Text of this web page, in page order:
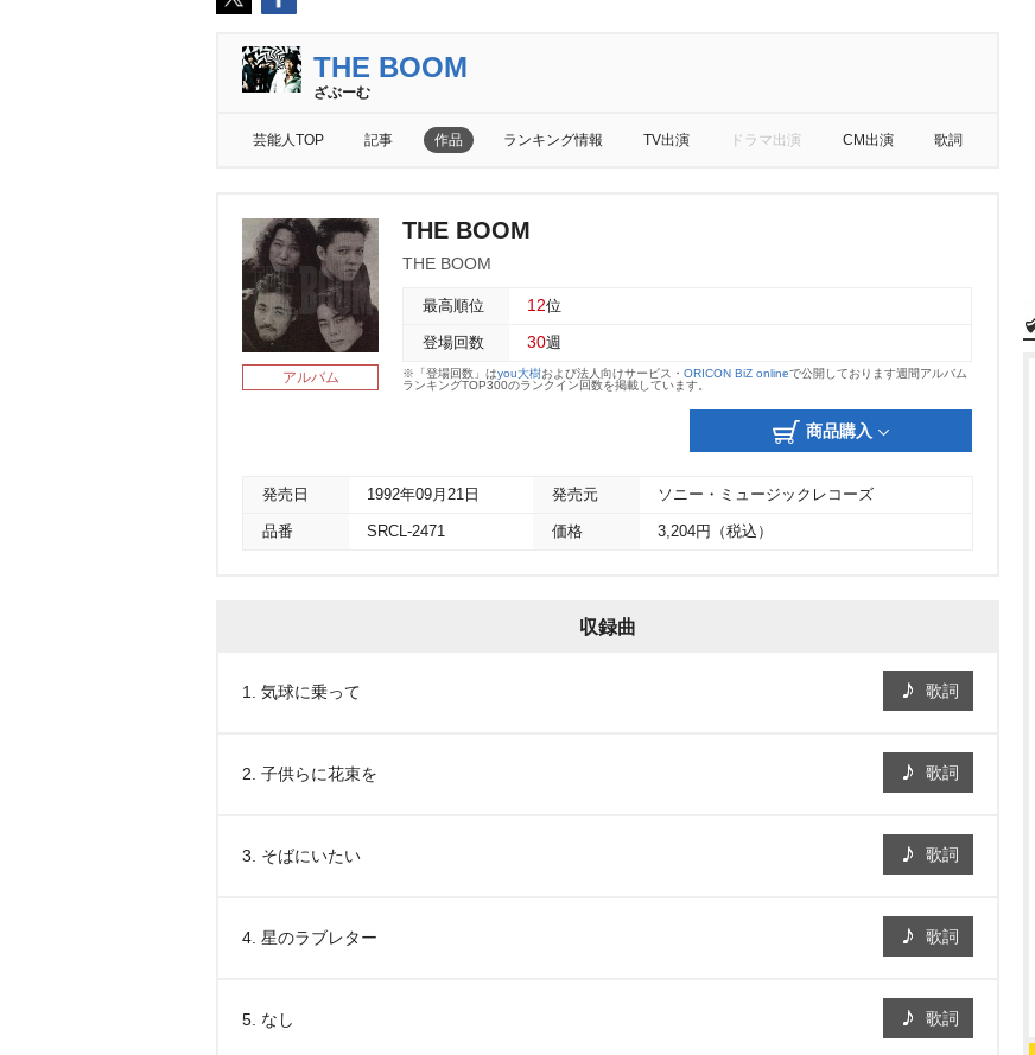
THE BOOM
ざぶーむ
芸能人TOP 記事 作品 ランキング情報 TV出演 ドラマ出演 CM出演 歌詞
アルバム
THE BOOM
THE BOOM
最高順位 12位
登場回数 30週
※「登場回数」はyou大樹および法人向けサービス・ ORICON BiZ onlineで公開しております週間アルバム
ランキングTOP300のランクイン回数を掲載しています。
商品購入
発売日 1992年09月21日 発売元 ソニー・ミュージックレコーズ
品番 SRCL-2471 価格 3,204円（税込）
収録曲
1. 気球に乗って 歌詞
2. 子供らに花束を 歌詞
3. そばにいたい 歌詞
4. 星のラブレター 歌詞
5. なし 歌詞